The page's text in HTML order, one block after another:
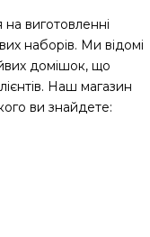
на виготовленні
наборів. Ми відомі
домішок, що
Наш магазин
ви знайдете: